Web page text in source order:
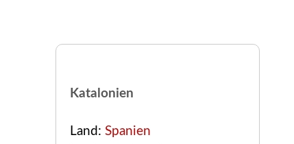
Katalonien
Land: Spanien